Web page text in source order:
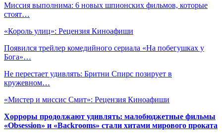
Миссия выполнима: 6 новых шпионских фильмов, которые
стоят…
«Король улиц»: Рецензия Киноафиши
Появился трейлер комедийного сериала «На побегушках у
Бога»…
Не перестает удивлять: Бритни Спирс позирует в
кружевном…
«Мистер и миссис Смит»: Рецензия Киноафиши
Хорроры продолжают удивлять: малобюджетные фильмы
«Obsession» и «Backrooms» стали хитами мирового проката